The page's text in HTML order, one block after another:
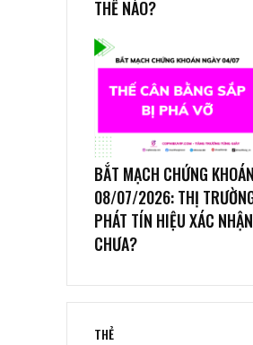
THẾ NÀO?
BẮT MẠCH CHỨNG
08/07/2026: THỊ
PHÁT TÍN HIỆU XÁC
CHƯA?
THẺ